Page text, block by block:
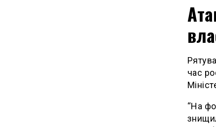
час
“На